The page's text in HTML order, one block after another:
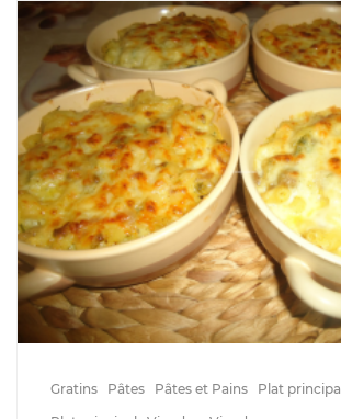
Gratins Pâtes Pâtes et Pains
Plat principal